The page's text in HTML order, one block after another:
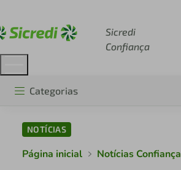
Sicredi
Confiança
Categorias
NOTÍCIAS
Página inicial Notícias Confiança